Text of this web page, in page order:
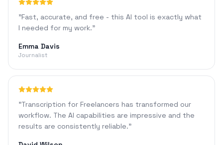
"Fast, accurate, and free - this AI tool is exactly what
I needed for my work."
Emma Davis
Journalist
"Transcription for Freelancers has transformed our
workflow. The AI capabilities are impressive and the
results are consistently reliable."